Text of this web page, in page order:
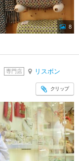
8
専門店 リスボン
クリップ